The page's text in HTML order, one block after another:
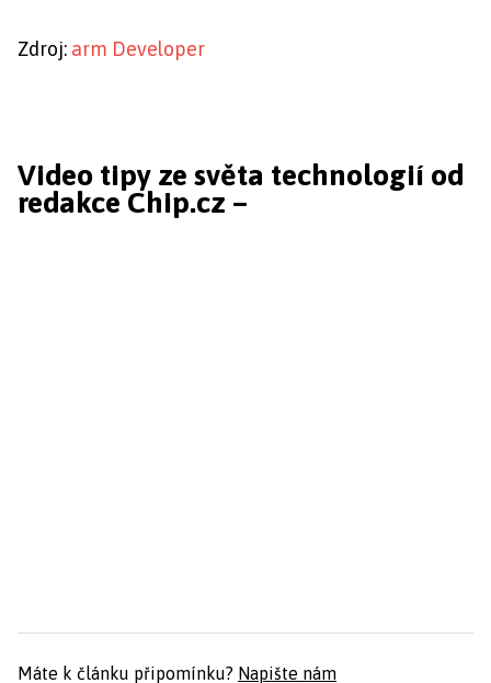
Zdroj: arm Developer
Video tipy ze světa technologií od
redakce Chip.cz –
Máte k článku připomínku? Napište nám